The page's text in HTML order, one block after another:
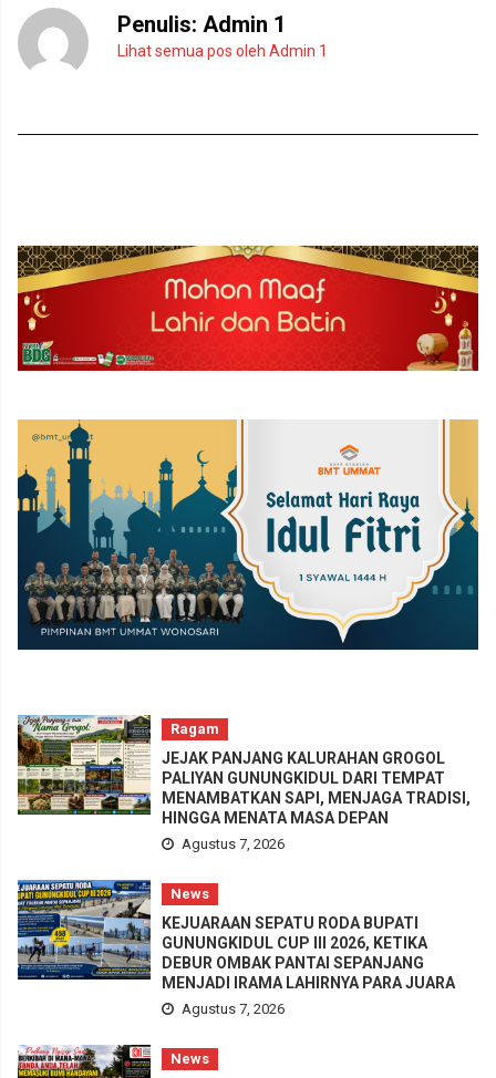
Penulis: Admin 1
Lihat semua pos oleh Admin 1
Ragam
JEJAK PANJANG KALURAHAN GROGOL
PALIYAN GUNUNGKIDUL DARI TEMPAT
MENAMBATKAN SAPI, MENJAGA TRADISI,
HINGGA MENATA MASA DEPAN
Agustus 7, 2026
News
KEJUARAAN SEPATU RODA BUPATI
GUNUNGKIDUL CUP III 2026, KETIKA
DEBUR OMBAK PANTAI SEPANJANG
MENJADI IRAMA LAHIRNYA PARA JUARA
Agustus 7, 2026
News